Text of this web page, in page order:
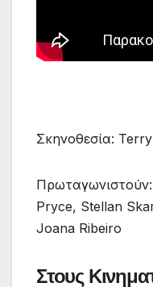
Σκηνοθεσία:
Pryce, Stellan
Joana Ribeiro
Στους